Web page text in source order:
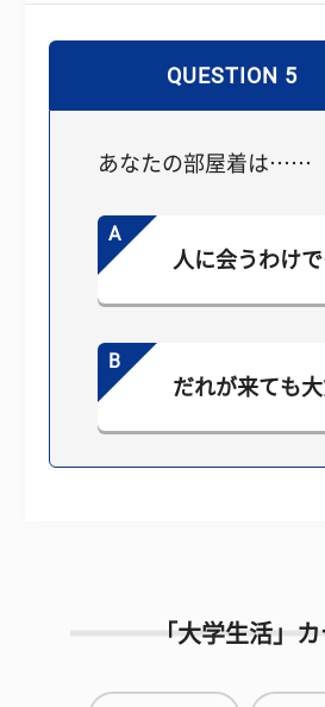
QUESTION 5
あなたの部屋着は……
A
人に会うわけ
B
だれが来ても
「大学生活」